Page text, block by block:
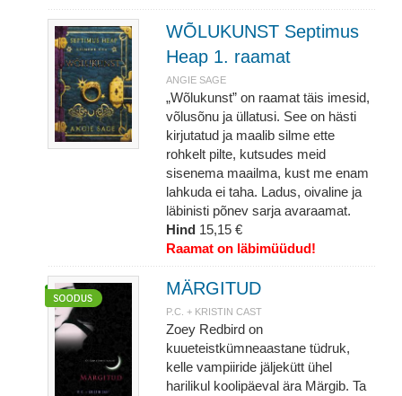
WÕLUKUNST Septimus
Heap 1. raamat
ANGIE SAGE
„Wõlukunst” on raamat täis imesid,
võlusõnu ja üllatusi. See on hästi
kirjutatud ja maalib silme ette
rohkelt pilte, kutsudes meid
sisenema maailma, kust me enam
lahkuda ei taha. Ladus, oivaline ja
läbinisti põnev sarja avaraamat.
Hind 15,15 €
Raamat on läbimüüdud!
MÄRGITUD
P.C. + KRISTIN CAST
Zoey Redbird on
kuueteistkümneaastane tüdruk,
kelle vampiiride jäljekütt ühel
harilikul koolipäeval ära Märgib. Ta